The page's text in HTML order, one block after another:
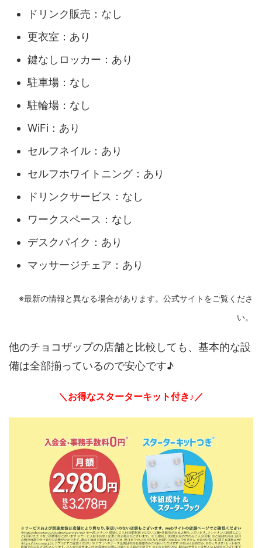
ドリンク販売：なし
更衣室：あり
鍵なしロッカー：あり
駐車場：なし
駐輪場：なし
WiFi：あり
セルフネイル：あり
セルフホワイトニング：あり
ドリンクサービス：なし
ワークスペース：なし
デスクバイク：あり
マッサージチェア：あり
※最新の情報と異なる場合があります。公式サイトをご覧くださ
い。
他のチョコザップの店舗と比較しても、基本的な設
備は全部揃っているので安心です♪
＼お得なスターターキット付き♪／